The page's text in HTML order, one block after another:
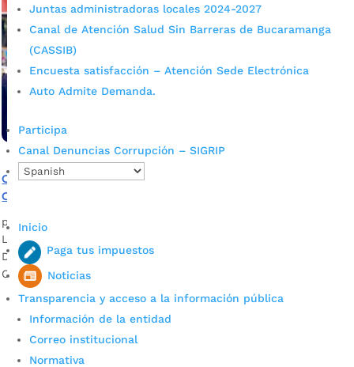
Juntas administradoras locales 2024-2027
Canal de Atención Salud Sin Barreras de Bucaramanga
(CASSIB)
Encuesta satisfacción – Atención Sede Electrónica
Auto Admite Demanda.
Participa
Canal Denuncias Corrupción – SIGRIP
Inicio
Paga tus impuestos
Noticias
Transparencia y acceso a la información pública
Información de la entidad
Correo institucional
Normativa
Ciudadanos aportaron ideas para transformar el Parque
Centenario
por Félix Guillermo Cristancho García
La actividad se enmarcó en el proyecto ‘Plan Centro –
Distrito de Artes’, que le apuesta a la renovación del Parque
Centenario.